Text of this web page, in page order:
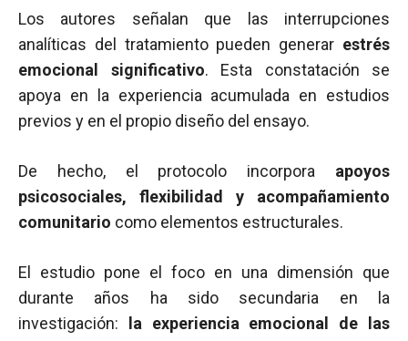
Los autores señalan que las interrupciones
analíticas del tratamiento pueden generar estrés
emocional significativo. Esta constatación se
apoya en la experiencia acumulada en estudios
previos y en el propio diseño del ensayo.
De hecho, el protocolo incorpora apoyos
psicosociales, flexibilidad y acompañamiento
comunitario como elementos estructurales.
El estudio pone el foco en una dimensión que
durante años ha sido secundaria en la
investigación:
la experiencia emocional de las